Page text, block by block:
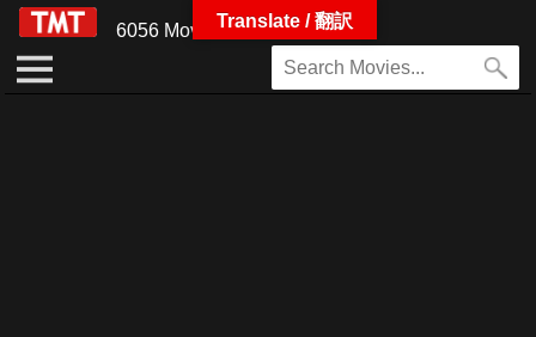
6056 MoviesTranslate / 翻訳